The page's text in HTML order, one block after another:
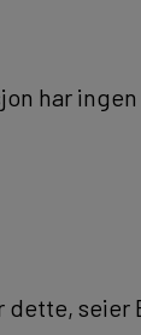
har
dette,